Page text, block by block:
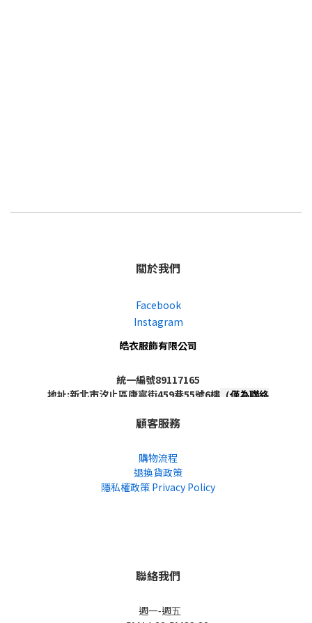
關於我們
Facebook
Instagram
皓衣服飾有限公司
統一編號89117165
地址:新北市汐止區康寧街459巷55號6樓 （僅為聯絡
顧客服務
購物流程
退換貨政策
隱私權政策 Privacy Policy
聯絡我們
週一-週五